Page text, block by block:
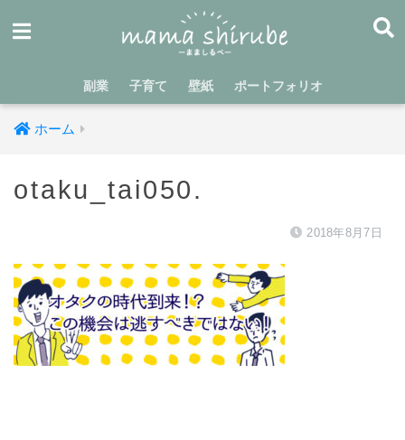
副業 子育て 壁紙 ポートフォリオ
ホーム
otaku_tai050.
2018年8月7日